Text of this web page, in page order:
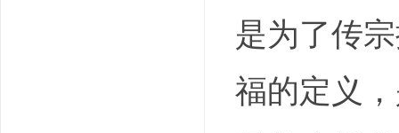
是为了传
福的定义